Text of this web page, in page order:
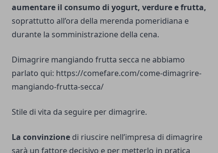
aumentare il consumo di yogurt, verdure e frutta,
soprattutto all’ora della merenda pomeridiana e
durante la somministrazione della cena.
Dimagrire mangiando frutta secca ne abbiamo
parlato qui: https://comefare.com/come-dimagrire-
mangiando-frutta-secca/
Stile di vita da seguire per dimagrire.
La convinzione di riuscire nell’impresa di dimagrire
sarà un fattore decisivo e per metterlo in pratica